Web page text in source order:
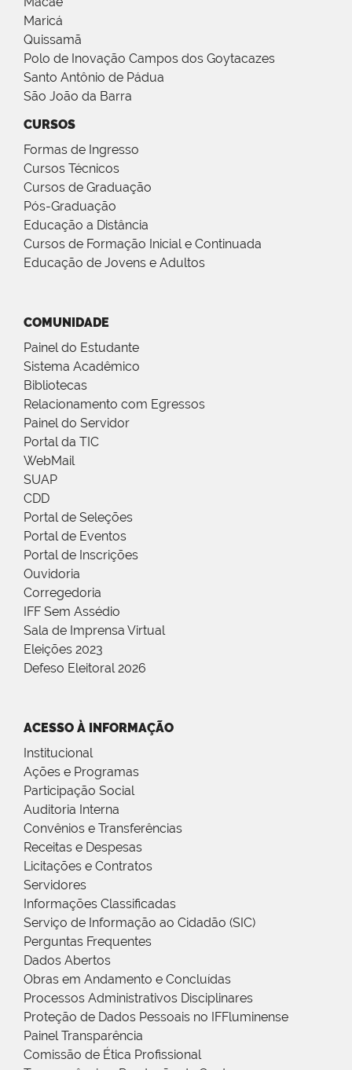
Maricá
Quissamã
Polo de Inovação Campos dos Goytacazes
Santo Antônio de Pádua
São João da Barra
CURSOS
Formas de Ingresso
Cursos Técnicos
Cursos de Graduação
Pós-Graduação
Educação a Distância
Cursos de Formação Inicial e Continuada
Educação de Jovens e Adultos
COMUNIDADE
Painel do Estudante
Sistema Acadêmico
Bibliotecas
Relacionamento com Egressos
Painel do Servidor
Portal da TIC
WebMail
SUAP
CDD
Portal de Seleções
Portal de Eventos
Portal de Inscrições
Ouvidoria
Corregedoria
IFF Sem Assédio
Sala de Imprensa Virtual
Eleições 2023
Defeso Eleitoral 2026
ACESSO À INFORMAÇÃO
Institucional
Ações e Programas
Participação Social
Auditoria Interna
Convênios e Transferências
Receitas e Despesas
Licitações e Contratos
Servidores
Informações Classificadas
Serviço de Informação ao Cidadão (SIC)
Perguntas Frequentes
Dados Abertos
Obras em Andamento e Concluídas
Processos Administrativos Disciplinares
Proteção de Dados Pessoais no IFFluminense
Painel Transparência
Comissão de Ética Profissional